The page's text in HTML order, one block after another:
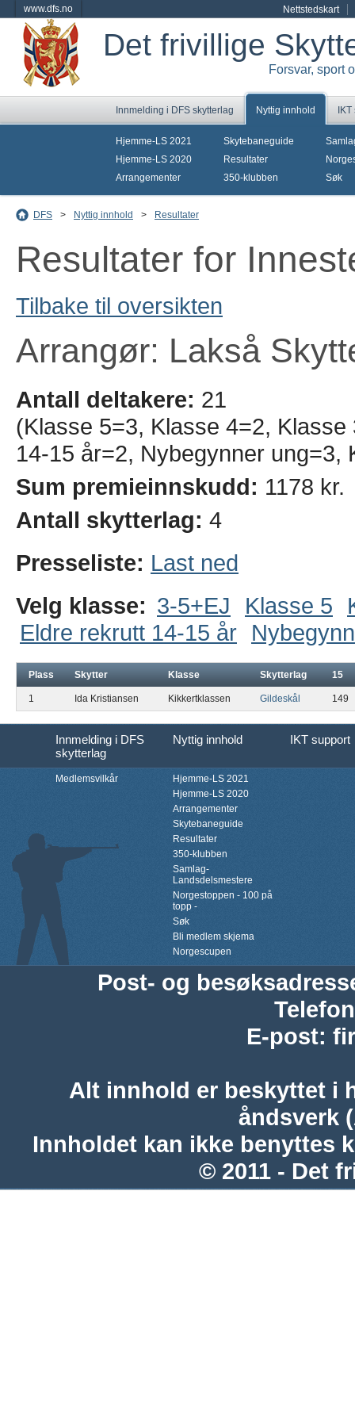
www.dfs.no Nettstedskart
Det frivillige
Forsvar, sport
Innmelding i DFS skytterlag Nyttig innhold
Hjemme-LS 2021
Hjemme-LS 2020
Arrangementer
Skytebaneguide
Resultater
350-klubben
Søk
DFS > Nyttig innhold > Resultater
Resultater for
Tilbake til oversikten
Arrangør: Lakså
Antall deltakere: 21
(Klasse 5=3, Klasse 4=2,
14-15 år=2, Nybegynner ung=3,
Sum premieinnskudd: 1178 kr.
Antall skytterlag: 4
Presseliste: Last ned
Velg klasse: 3-5+EJ Klasse 5
Eldre rekrutt 14-15 år
Plass Skytter Klasse Skytterlag 15
1 Ida Kristiansen Kikkertklassen Gildeskål 149
Innmelding i DFS
skytterlag
Nyttig innhold IKT support
Medlemsvilkår
Hjemme-LS 2021
Hjemme-LS 2020
Arrangementer
Skytebaneguide
Resultater
350-klubben
Samlag-
Landsdelsmestere
Norgestoppen - 100 på
topp -
Søk
Bli medlem skjema
Norgescupen
Post- og
Telefon
E-post:
Alt innhold er beskyttet i
åndsverk
Innholdet kan ikke benyttes
© 2011 - Det